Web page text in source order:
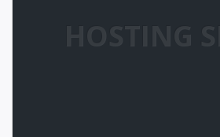
HOSTING